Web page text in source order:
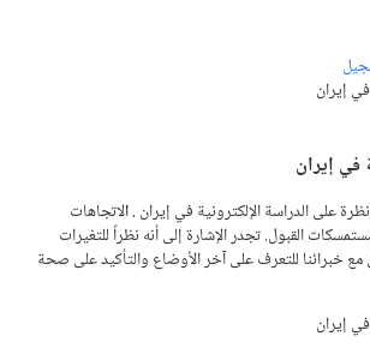
في إيران
على الدراسة الإلكترونية في إيران . الاتجاهات
القبول. تجدر الإشارة إلى أنه نظراً للتغيرات
خبرائنا للتعرف على آخر الأوضاع والتأكيد على صحة